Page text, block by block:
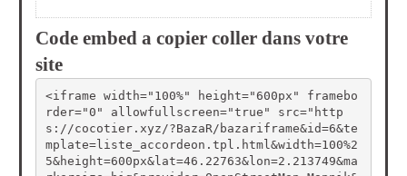
Code embed a copier coller dans votre
site
<iframe width="100%" height="600px" framebo
rder="0" allowfullscreen="true" src="http
s://cocotier.xyz/?BazaR/bazariframe&id=6&te
mplate=liste_accordeon.tpl.html&width=100%2
5&height=600px&lat=46.22763&lon=2.213749&ma